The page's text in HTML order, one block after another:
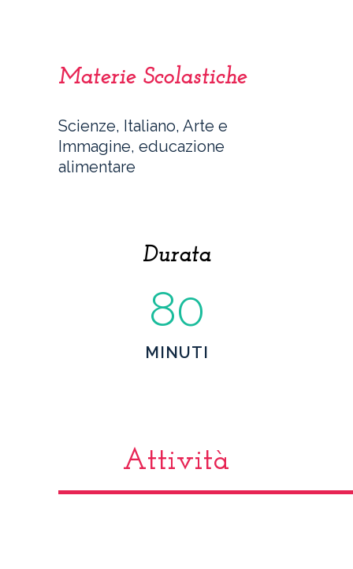
Materie Scolastiche
Scienze, Italiano, Arte e
Immagine, educazione
alimentare
Durata
80
MINUTI
Attività